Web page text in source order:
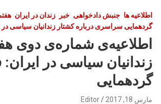
اطلاعیه ها جنبش دادخواهی خبر زندان در ایران
گردهمایی سراسری درباره کشتار زندانیان سیاسی در
اطلاعیه‌ی شماره‌ی دوی
زندانیان سیاسی در
گردهمایی
مارس 18, 2017 Editor